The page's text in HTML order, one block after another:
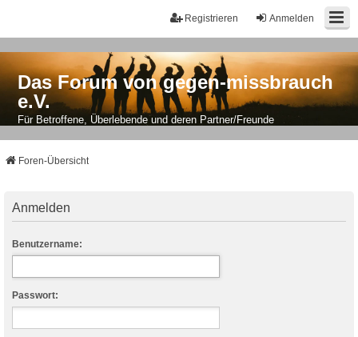
Anmelden
Registrieren
Das Forum von gegen-missbrauch
e.V.
Für Betroffene, Überlebende und deren Partner/Freunde
Foren-Übersicht
Anmelden
Benutzername:
Passwort: